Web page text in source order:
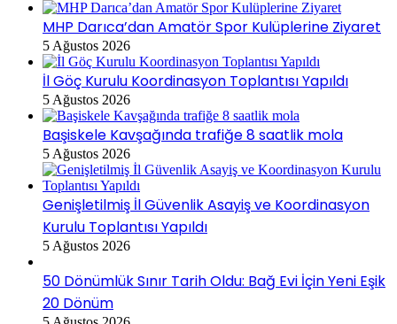
MHP Darıca’dan Amatör Spor Kulüplerine Ziyaret
5 Ağustos 2026
İl Göç Kurulu Koordinasyon Toplantısı Yapıldı
5 Ağustos 2026
Başiskele Kavşağında trafiğe 8 saatlik mola
5 Ağustos 2026
Genişletilmiş İl Güvenlik Asayiş ve Koordinasyon
Kurulu Toplantısı Yapıldı
5 Ağustos 2026
50 Dönümlük Sınır Tarih Oldu: Bağ Evi İçin Yeni Eşik
20 Dönüm